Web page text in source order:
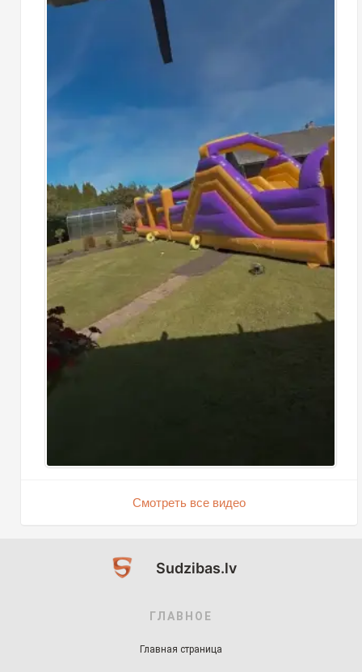
Смотреть все видео
Sudzibas.lv
ГЛАВНОЕ
Главная страница